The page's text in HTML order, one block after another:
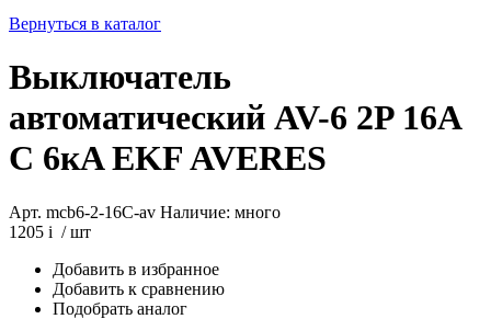
Вернуться в каталог
Выключатель
автоматический AV-6 2P 16A
C 6кA EKF AVERES
Арт. mcb6-2-16C-av Наличие: много
1205 i / шт
Добавить в избранное
Добавить к сравнению
Подобрать аналог